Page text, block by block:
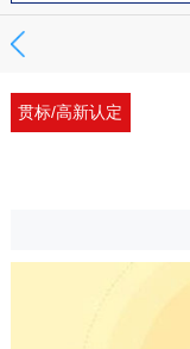
贯标/高新认定